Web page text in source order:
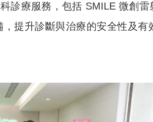
診療服務，包括 SMILE 微創
提升診斷與治療的安全性及有